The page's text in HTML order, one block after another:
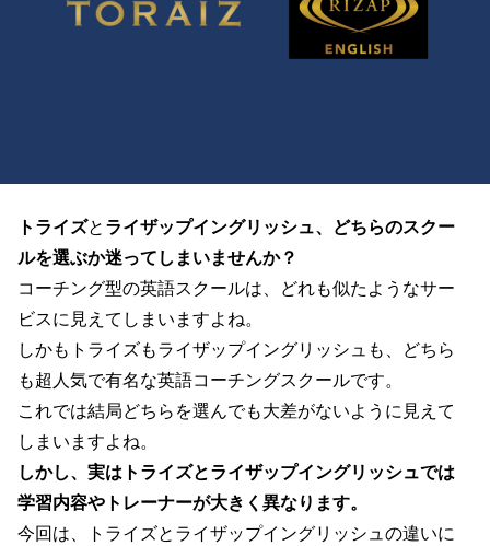
トライズと ライザップイングリッシュ、どちらのスクー
ルを選ぶか迷ってしまいませんか？
コーチング型の英語スクールは、どれも似たようなサー
ビスに見えてしまいますよね。
しかもトライズもライザップイングリッシュも、どちら
も超人気で有名な英語コーチングスクールです。
これでは結局どちらを選んでも大差がないように見えて
しまいますよね。
しかし、実はトライズとライザップイングリッシュでは
学習内容やトレーナーが大きく異なります。
今回は、トライズとライザップイングリッシュの違いに